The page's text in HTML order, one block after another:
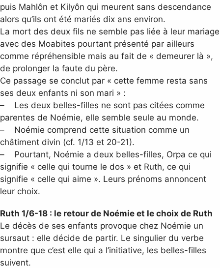
puis Mahlôn et Kilyôn qui meurent sans descendance
alors qu’ils ont été mariés dix ans environ.
La mort des deux fils ne semble pas liée à leur mariage
avec des Moabites pourtant présenté par ailleurs
comme répréhensible mais au fait de « demeurer là »,
de prolonger la faute du père.
Ce passage se conclut par « cette femme resta sans
ses deux enfants ni son mari » :
– Les deux belles-filles ne sont pas citées comme
parentes de Noémie, elle semble seule au monde.
– Noémie comprend cette situation comme un
châtiment divin (cf. 1/13 et 20-21).
– Pourtant, Noémie a deux belles-filles, Orpa ce qui
signifie « celle qui tourne le dos » et Ruth, ce qui
signifie « celle qui aime ». Leurs prénoms annoncent
leur choix.
Ruth 1/6-18 : le retour de Noémie et le choix de Ruth
Le décès de ses enfants provoque chez Noémie un
sursaut : elle décide de partir. Le singulier du verbe
montre que c’est elle qui a l’initiative, les belles-filles
suivent.